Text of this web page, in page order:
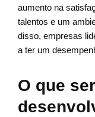
aumento na
talentos e um
disso, empresas
a ter um
O que